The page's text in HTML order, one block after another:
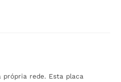
própria rede. Esta placa